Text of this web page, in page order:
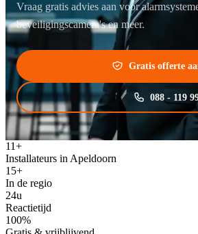
Vraag gratis advies aan voor
beveiligingscamera's en meer.
Gratis offerte
088 - 119
11+
Installateurs in Apeldoorn
15+
In de regio
24u
Reactietijd
100%